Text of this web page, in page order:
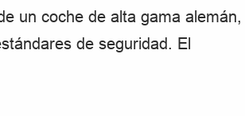
un coche de alta gama alemán,
de seguridad. El